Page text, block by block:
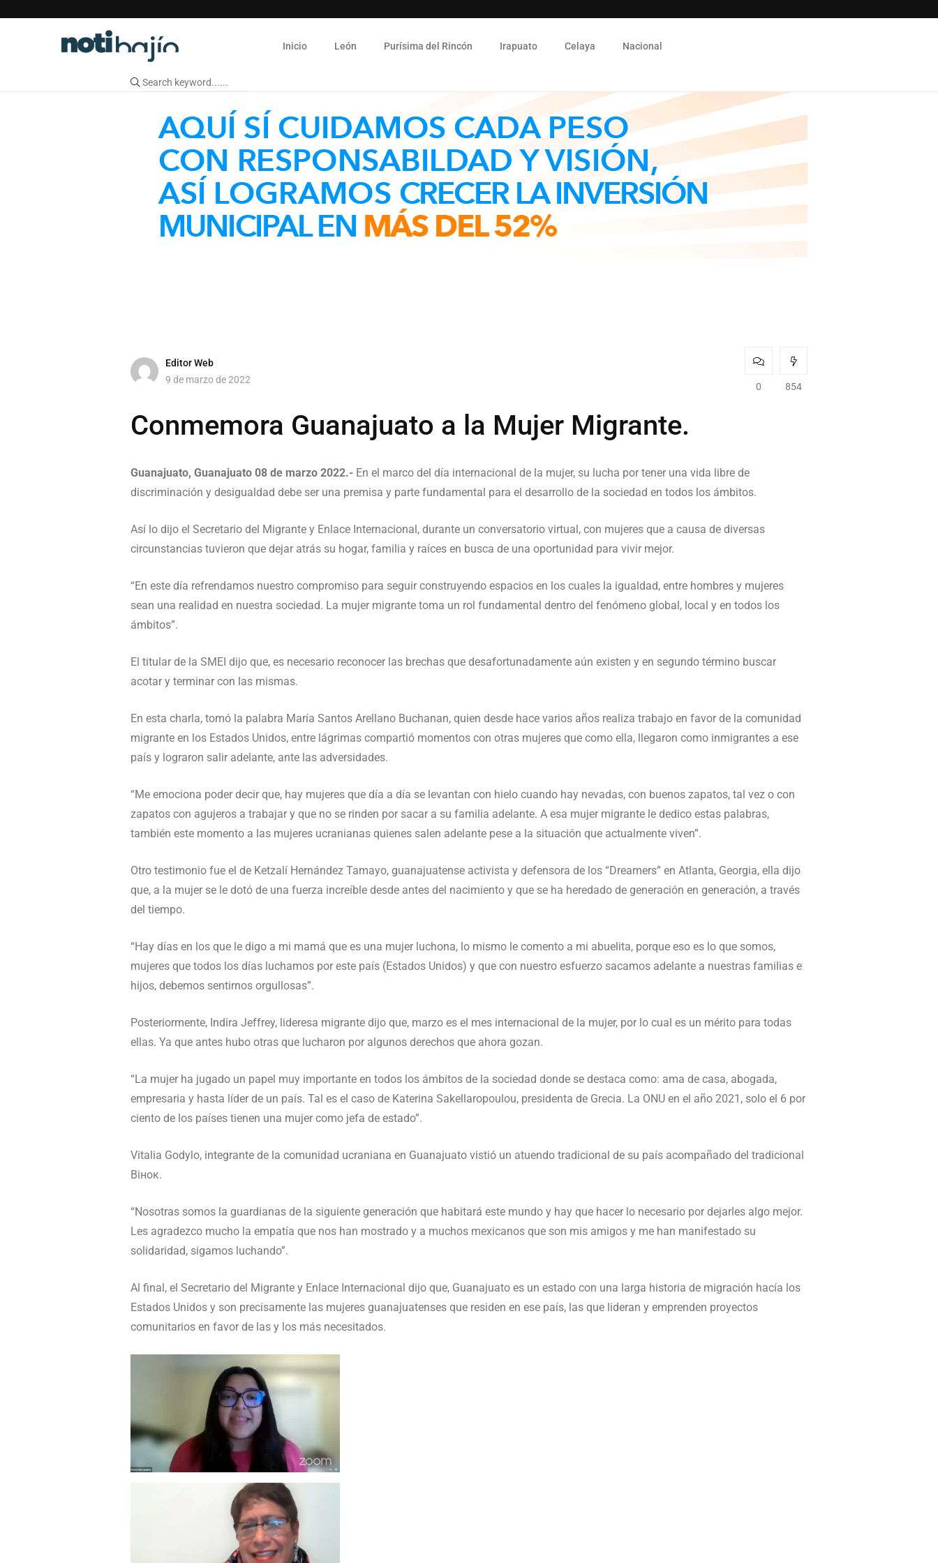
Inicio León Purísima del Rincón Irapuato Celaya Nacional
Editor Web
9 de marzo de 2022
0 854
Conmemora Guanajuato a la Mujer Migrante.
Guanajuato, Guanajuato 08 de marzo 2022.- En el marco del día internacional de la mujer, su lucha por tener una vida libre de
discriminación y desigualdad debe ser una premisa y parte fundamental para el desarrollo de la sociedad en todos los ámbitos.
Así lo dijo el Secretario del Migrante y Enlace Internacional, durante un conversatorio virtual, con mujeres que a causa de diversas
circunstancias tuvieron que dejar atrás su hogar, familia y raíces en busca de una oportunidad para vivir mejor.
“En este día refrendamos nuestro compromiso para seguir construyendo espacios en los cuales la igualdad, entre hombres y mujeres
sean una realidad en nuestra sociedad. La mujer migrante toma un rol fundamental dentro del fenómeno global, local y en todos los
ámbitos”.
El titular de la SMEI dijo que, es necesario reconocer las brechas que desafortunadamente aún existen y en segundo término buscar
acotar y terminar con las mismas.
En esta charla, tomó la palabra María Santos Arellano Buchanan, quien desde hace varios años realiza trabajo en favor de la comunidad
migrante en los Estados Unidos, entre lágrimas compartió momentos con otras mujeres que como ella, llegaron como inmigrantes a ese
país y lograron salir adelante, ante las adversidades.
“Me emociona poder decir que, hay mujeres que día a día se levantan con hielo cuando hay nevadas, con buenos zapatos, tal vez o con
zapatos con agujeros a trabajar y que no se rinden por sacar a su familia adelante. A esa mujer migrante le dedico estas palabras,
también este momento a las mujeres ucranianas quienes salen adelante pese a la situación que actualmente viven”.
Otro testimonio fue el de Ketzalí Hernández Tamayo, guanajuatense activista y defensora de los “Dreamers” en Atlanta, Georgia, ella dijo
que, a la mujer se le dotó de una fuerza increíble desde antes del nacimiento y que se ha heredado de generación en generación, a través
del tiempo.
“Hay días en los que le digo a mi mamá que es una mujer luchona, lo mismo le comento a mi abuelita, porque eso es lo que somos,
mujeres que todos los días luchamos por este país (Estados Unidos) y que con nuestro esfuerzo sacamos adelante a nuestras familias e
hijos, debemos sentirnos orgullosas”.
Posteriormente, Indira Jeffrey, lideresa migrante dijo que, marzo es el mes internacional de la mujer, por lo cual es un mérito para todas
ellas. Ya que antes hubo otras que lucharon por algunos derechos que ahora gozan.
“La mujer ha jugado un papel muy importante en todos los ámbitos de la sociedad donde se destaca como: ama de casa, abogada,
empresaria y hasta líder de un país. Tal es el caso de Katerina Sakellaropoulou, presidenta de Grecia. La ONU en el año 2021, solo el 6 por
ciento de los países tienen una mujer como jefa de estado”.
Vitalia Godylo, integrante de la comunidad ucraniana en Guanajuato vistió un atuendo tradicional de su país acompañado del tradicional
Вінок.
“Nosotras somos la guardianas de la siguiente generación que habitará este mundo y hay que hacer lo necesario por dejarles algo mejor.
Les agradezco mucho la empatía que nos han mostrado y a muchos mexicanos que son mis amigos y me han manifestado su
solidaridad, sigamos luchando”.
Al final, el Secretario del Migrante y Enlace Internacional dijo que, Guanajuato es un estado con una larga historia de migración hacía los
Estados Unidos y son precisamente las mujeres guanajuatenses que residen en ese país, las que lideran y emprenden proyectos
comunitarios en favor de las y los más necesitados.